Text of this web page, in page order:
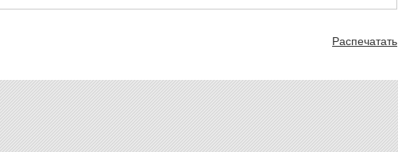
Распечатать